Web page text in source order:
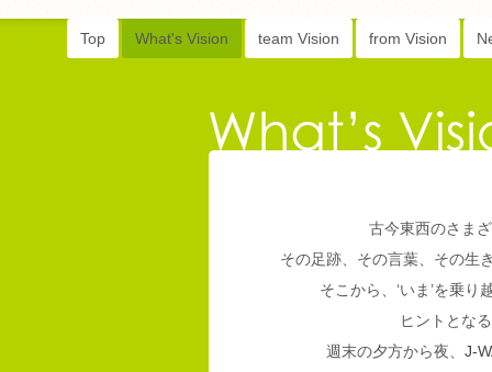
Top What's Vision team Vision from Vision
古今東西のさま
その足跡、その言葉、その生
そこから、‘いま’を乗
ヒントとな
週末の夕方から夜、 J-